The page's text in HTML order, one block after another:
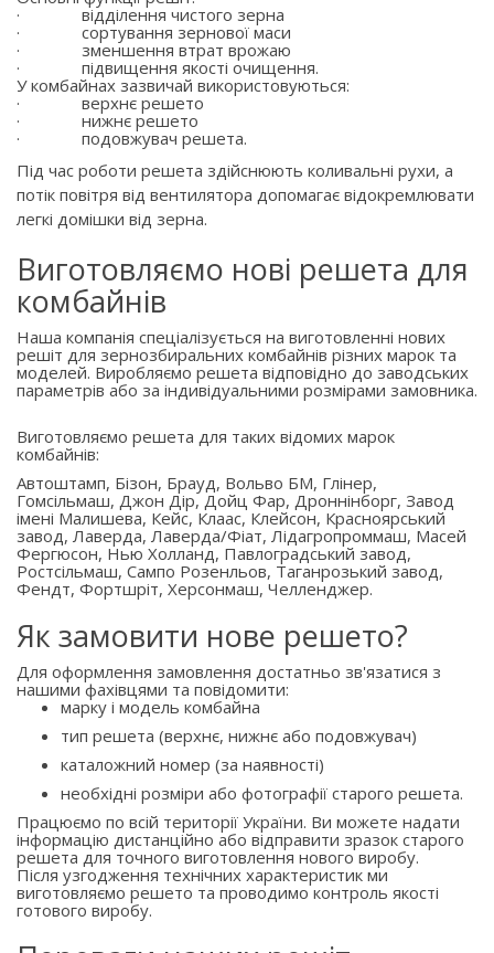
·
відділення чистого зерна
·
сортування зернової маси
·
зменшення втрат врожаю
·
підвищення якості очищення.
У комбайнах зазвичай використовуються:
·
верхнє решето
·
нижнє решето
·
подовжувач решета.
Під час роботи решета здійснюють коливальні рухи, а
потік повітря від вентилятора допомагає відокремлювати
легкі домішки від зерна.
Виготовляємо нові решета для
комбайнів
Наша компанія спеціалізується на виготовленні нових
решіт для зернозбиральних комбайнів різних марок та
моделей. Виробляємо решета відповідно до заводських
параметрів або за індивідуальними розмірами замовника.
Виготовляємо решета для таких відомих марок
комбайнів:
Автоштамп, Бізон, Брауд, Вольво БМ, Глінер,
Гомсільмаш, Джон Дір, Дойц Фар, Дроннінборг, Завод
імені Малишева, Кейс, Клаас, Клейсон, Красноярський
завод, Лаверда, Лаверда/Фіат, Лідагропроммаш, Масей
Фергюсон, Нью Холланд, Павлоградський завод,
Ростсільмаш, Сампо Розенльов, Таганрозький завод,
Фендт, Фортшріт, Херсонмаш, Челленджер.
Як замовити нове решето?
Для оформлення замовлення достатньо зв'язатися з
нашими фахівцями та повідомити:
марку і модель комбайна
тип решета (верхнє, нижнє або подовжувач)
каталожний номер (за наявності)
необхідні розміри або фотографії старого решета.
Працюємо по всій території України. Ви можете надати
інформацію дистанційно або відправити зразок старого
решета для точного виготовлення нового виробу.
Після узгодження технічних характеристик ми
виготовляємо решето та проводимо контроль якості
готового виробу.